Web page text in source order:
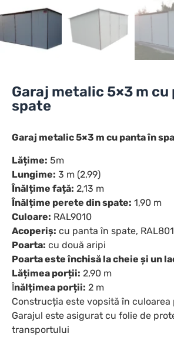
Garaj metalic 5×3 m cu
spate
Garaj metalic 5×3 m cu panta în
Lățime: 5m
Lungime: 3 m (2,99)
Înălțime față: 2,13 m
Înălțime perete din spate: 1,90 m
Culoare: RAL9010
Acoperiș: cu panta în spate,
Poarta: cu două aripi
Poarta este închisă la cheie și un
Lățimea porții: 2,90 m
Înălțimea porții: 2 m
Construcția este vopsită în culoarea
Garajul este asigurat cu folie de
transportului